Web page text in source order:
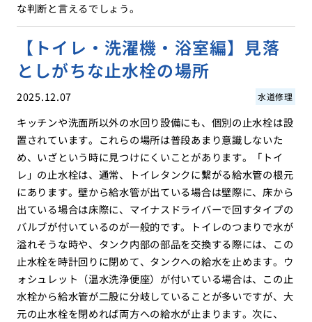
な判断と言えるでしょう。
【トイレ・洗濯機・浴室編】見落
としがちな止水栓の場所
2025.12.07 水道修理
キッチンや洗面所以外の水回り設備にも、個別の止水栓は設
置されています。これらの場所は普段あまり意識しないた
め、いざという時に見つけにくいことがあります。「トイ
レ」の止水栓は、通常、トイレタンクに繋がる給水管の根元
にあります。壁から給水管が出ている場合は壁際に、床から
出ている場合は床際に、マイナスドライバーで回すタイプの
バルブが付いているのが一般的です。トイレのつまりで水が
溢れそうな時や、タンク内部の部品を交換する際には、この
止水栓を時計回りに閉めて、タンクへの給水を止めます。ウ
ォシュレット（温水洗浄便座）が付いている場合は、この止
水栓から給水管が二股に分岐していることが多いですが、大
元の止水栓を閉めれば両方への給水が止まります。次に、